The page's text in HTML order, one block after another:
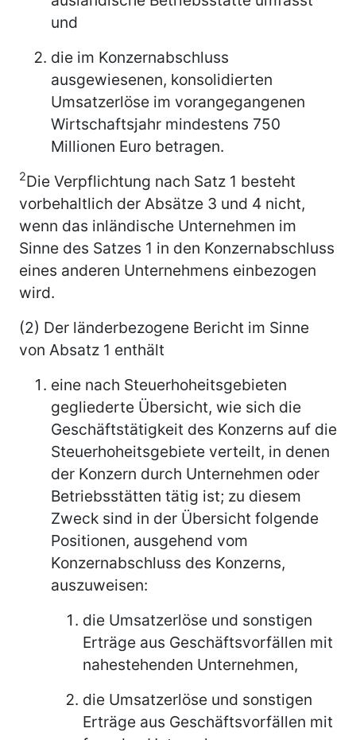
und
die im Konzernabschluss
ausgewiesenen, konsolidierten
Umsatzerlöse im vorangegangenen
Wirtschaftsjahr mindestens 750
Millionen Euro betragen.
2Die Verpflichtung nach Satz 1 besteht
vorbehaltlich der Absätze 3 und 4 nicht,
wenn das inländische Unternehmen im
Sinne des Satzes 1 in den Konzernabschluss
eines anderen Unternehmens einbezogen
wird.
(2) Der länderbezogene Bericht im Sinne
von Absatz 1 enthält
eine nach Steuerhoheitsgebieten
gegliederte Übersicht, wie sich die
Geschäftstätigkeit des Konzerns auf die
Steuerhoheitsgebiete verteilt, in denen
der Konzern durch Unternehmen oder
Betriebsstätten tätig ist; zu diesem
Zweck sind in der Übersicht folgende
Positionen, ausgehend vom
Konzernabschluss des Konzerns,
auszuweisen:
die Umsatzerlöse und sonstigen
Erträge aus Geschäftsvorfällen mit
nahestehenden Unternehmen,
die Umsatzerlöse und sonstigen
Erträge aus Geschäftsvorfällen mit